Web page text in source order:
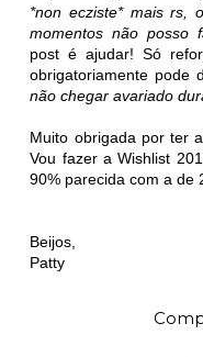
*non ecziste* mais rs,
momentos não posso
post é ajudar! Só
obrigatoriamente pode
não chegar avariado
Muito obrigada por ter
Vou fazer a Wishlist
90% parecida com a de
Beijos,
Patty